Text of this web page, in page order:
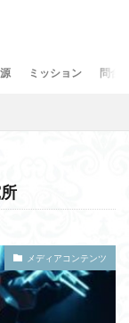
ミッション 問合
メディアコンテンツ